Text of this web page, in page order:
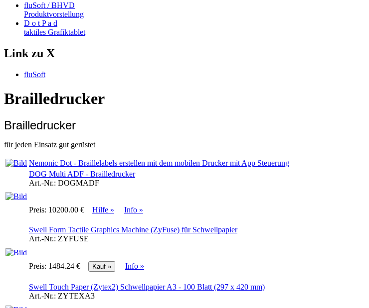
fluSoft / BHVD
Produktvorstellung
D o t P a d
taktiles Grafiktablet
Link zu X
fluSoft
Brailledrucker
Brailledrucker
für jeden Einsatz gut gerüstet
Nemonic Dot - Braillelabels erstellen mit dem mobilen Drucker mit App Steuerung
DOG Multi ADF - Brailledrucker
Art.-Nr.: DOGMADF
Preis: 10200.00 € Hilfe » Info »
Swell Form Tactile Graphics Machine (ZyFuse) für Schwellpapier
Art.-Nr.: ZYFUSE
Preis: 1484.24 € Info »
Swell Touch Paper (Zytex2) Schwellpapier A3 - 100 Blatt (297 x 420 mm)
Art.-Nr.: ZYTEXA3